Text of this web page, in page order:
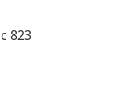
823